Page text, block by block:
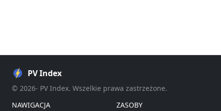
PV Index
© 2026- PV Index. Wszelkie prawa zastrzeżone.
NAWIGACJA
ZASOBY